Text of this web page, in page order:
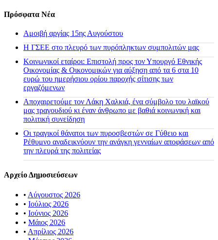
Πρόσφατα Νέα
Αμοιβή αργίας 15ης Αυγούστου
H ΓΣΕΕ στο πλευρό των πυρόπληκτων συμπολιτών μας
Κοινωνικοί εταίροι: Επιστολή προς τον Υπουργό Εθνικής
Οικονομίας & Οικονομικών για αύξηση από τα 6 στα 10
ευρώ του ημερήσιου ορίου παροχής σίτισης των
εργαζόμενων
Αποχαιρετούμε τον Λάκη Χαλκιά, ένα σύμβολο του λαϊκού
μας τραγουδιού κι έναν άνθρωπο με βαθιά κοινωνική και
πολιτική συνείδηση
Οι τραγικοί θάνατοι των πυροσβεστών σε Γύθειο και
Ρέθυμνο αναδεικνύουν την ανάγκη γενναίων αποφάσεων από
την πλευρά της πολιτείας
Αρχείο Δημοσιεύσεων
• Αύγουστος 2026
• Ιούλιος 2026
• Ιούνιος 2026
• Μάιος 2026
• Απρίλιος 2026